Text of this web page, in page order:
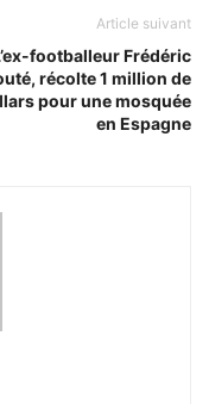
Article suivant
footballeur Frédéric
récolte 1 million de
pour une mosquée
en Espagne